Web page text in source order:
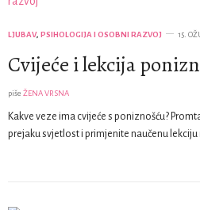
LJUBAV, PSIHOLOGIJA I OSOBNI RAZVOJ 15.
Cvijeće i lekcija
piše ŽENA VRSNA
Kakve veze ima cvijeće s poniznošću?
prejaku svjetlost i primjenite naučenu lekciju